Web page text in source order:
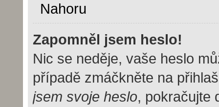
Nahoru
Zapomněl jsem heslo!
Nic se neděje, vaše heslo
případě zmáčkněte na
jsem svoje heslo, pokračujte